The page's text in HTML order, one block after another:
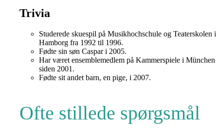
Trivia
Studerede skuespil på Musikhochschule og Teaterskolen i
Hamborg fra 1992 til 1996.
Fødte sin søn Caspar i 2005.
Har været ensemblemedlem på Kammerspiele i München
siden 2001.
Fødte sit andet barn, en pige, i 2007.
Ofte stillede spørgsmål